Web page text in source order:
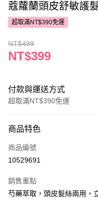
蔻蘿蘭頭皮舒敏護
超取滿NT$390免運
NT$499
NT$399
付款與運送方式
超取滿NT$390免運
POYA支付
信用卡一次付款
LINE Pay
商品特色
商品編號
10529691
銷售重點
芍藥萃取，頭皮髮絲兩用，